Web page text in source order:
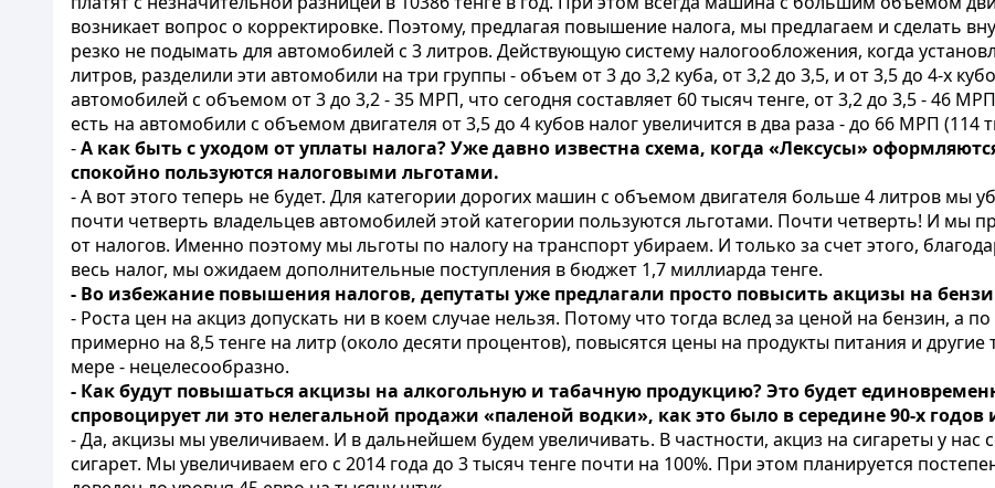
возникает вопрос о корректировке. Поэтому, предлагая повышение налога, мы предлагаем и сделать
резко не подымать для автомобилей с 3 литров. Действующую систему налогообложения, когда
литров, разделили эти автомобили на три группы - объем от 3 до 3,2 куба, от 3,2 до 3,5, и от 3,5 до 4-х
автомобилей с объемом от 3 до 3,2 - 35 МРП, что сегодня составляет 60 тысяч тенге, от 3,2 до 3,5 - 46
есть на автомобили с объемом двигателя от 3,5 до 4 кубов налог увеличится в два раза - до 66 МРП (114
-А как быть с уходом от уплаты налога? Уже давно известна схема, когда «Лексусы»
спокойно пользуются налоговыми льготами.
- А вот этого теперь не будет. Для категории дорогих машин с объемом двигателя больше 4 литров мы
почти четверть владельцев автомобилей этой категории пользуются льготами. Почти четверть! И мы
от налогов. Именно поэтому мы льготы по налогу на транспорт убираем. И только за счет этого,
весь налог, мы ожидаем дополнительные поступления в бюджет 1,7 миллиарда тенге.
- Во избежание повышения налогов, депутаты уже предлагали просто повысить акцизы на
- Роста цен на акциз допускать ни в коем случае нельзя. Потому что тогда вслед за ценой на бензин,
примерно на 8,5 тенге на литр (около десяти процентов), повысятся цены на продукты питания и
мере - нецелесообразно.
- Как будут повышаться акцизы на алкогольную и табачную продукцию? Это будет
спровоцирует ли это нелегальной продажи «паленой водки», как это было в середине 90-х годов
- Да, акцизы мы увеличиваем. И в дальнейшем будем увеличивать. В частности, акциз на сигареты у нас
сигарет. Мы увеличиваем его с 2014 года до 3 тысяч тенге почти на 100%. При этом планируется